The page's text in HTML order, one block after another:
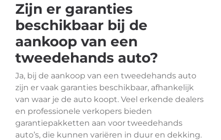
Zijn er garanties
beschikbaar bij de
aankoop van een
tweedehands auto?
Ja, bij de aankoop van een tweedehands auto
zijn er vaak garanties beschikbaar, afhankelijk
van waar je de auto koopt. Veel erkende dealers
en professionele verkopers bieden
garantiepakketten aan voor tweedehands
auto’s, die kunnen variëren in duur en dekking.